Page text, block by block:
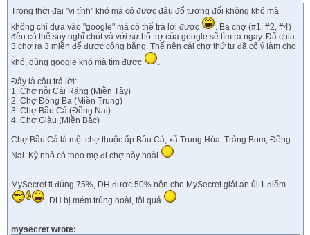
Trong thời đại "vi tính" khó mà có được đâu đố tương đối không khó mà
không chỉ dựa vào "google" mà có thể trả lời được
. Ba chợ (#1, #2, #4)
đều có thể suy nghĩ chút và với sự hổ trợ của google sẽ tìm ra ngay. Đã chia
3 chợ ra 3 miền để được công bằng. Thế nên cái chợ thứ tư đã cố ý làm cho
khó, dùng google khó mà tìm được
.
Đây là câu trả lời:
1. Chợ nỗi Cái Răng (Miền Tây)
2. Chợ Đông Ba (Miền Trung)
3. Chợ Bầu Cá (Đồng Nai)
4. Chợ Giàu (Miền Bắc)
Chợ Bầu Cá là một chợ thuộc ấp Bầu Cá, xã Trung Hòa, Trảng Bom, Đồng
Nai. Kỳ nhỏ có theo mẹ đi chợ này hoài
MySecret tl đúng 75%, DH được 50% nên cho MySecret giải an ủi 1 điểm
. DH bị mém trúng hoài, tội quá
mysecret wrote: